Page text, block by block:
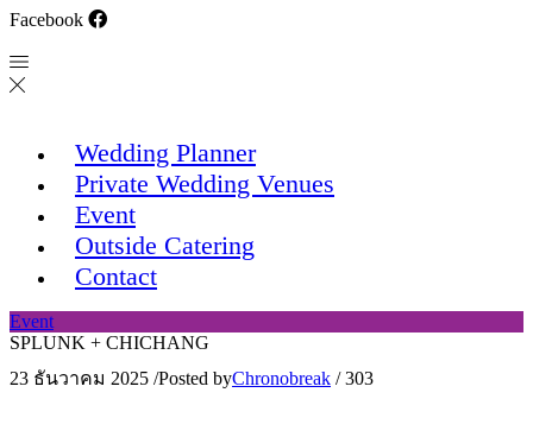
Facebook
Wedding Planner
Private Wedding Venues
Event
Outside Catering
Contact
Event
SPLUNK + CHICHANG
23 ธันวาคม 2025 /Posted byChronobreak / 303